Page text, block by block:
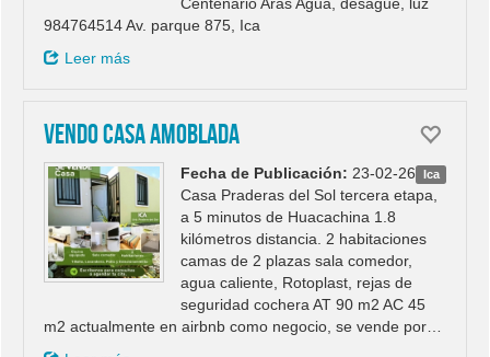
984764514 Av. parque 875, Ica
Leer más
Vendo casa amoblada
Ica
Fecha de Publicación: 23-02-26
Casa Praderas del Sol tercera etapa,
a 5 minutos de Huacachina 1.8
kilómetros distancia. 2 habitaciones
camas de 2 plazas sala comedor,
agua caliente, Rotoplast, rejas de
seguridad cochera AT 90 m2 AC 45
m2 actualmente en airbnb como negocio, se vende por…